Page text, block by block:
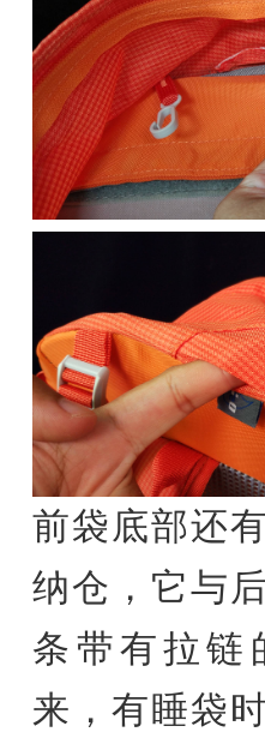
前袋底部还
纳仓，它与
条带有拉链
来，有睡袋